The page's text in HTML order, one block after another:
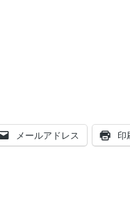
メールアドレス 印